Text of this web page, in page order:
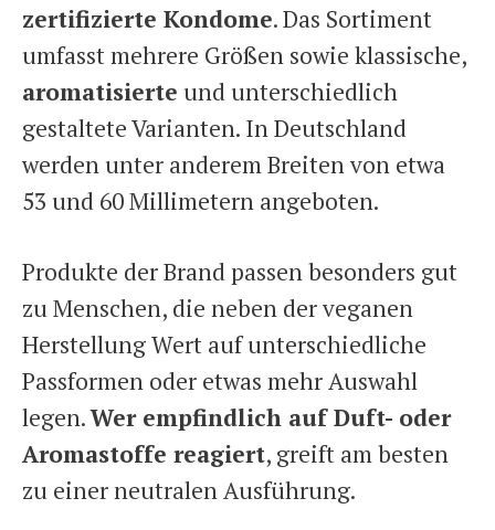
zertifizierte Kondome. Das Sortiment
umfasst mehrere Größen sowie klassische,
aromatisierte und unterschiedlich
gestaltete Varianten. In Deutschland
werden unter anderem Breiten von etwa
53 und 60 Millimetern angeboten.
Produkte der Brand passen besonders gut
zu Menschen, die neben der veganen
Herstellung Wert auf unterschiedliche
Passformen oder etwas mehr Auswahl
legen.Wer empfindlich auf Duft- oder
Aromastoffe reagiert, greift am besten
zu einer neutralen Ausführung.